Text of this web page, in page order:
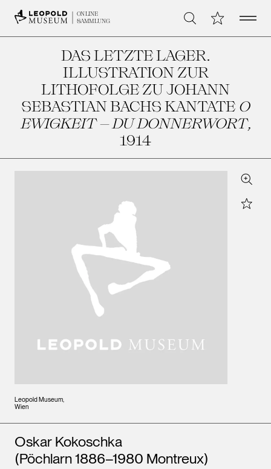
ONLINE
SAMMLUNG
Suche Meine Open
DAS LETZTE LAGER.
ILLUSTRATION ZUR
LITHOFOLGE ZU JOHANN
SEBASTIAN BACHS KANTATE O
EWIGKEIT – DU DONNERWORT,
1914
Leopold Museum,
Wien
Zoom
Star
Künstler*innen
Oskar Kokoschka
(Pöchlarn 1886–1980 Montreux)